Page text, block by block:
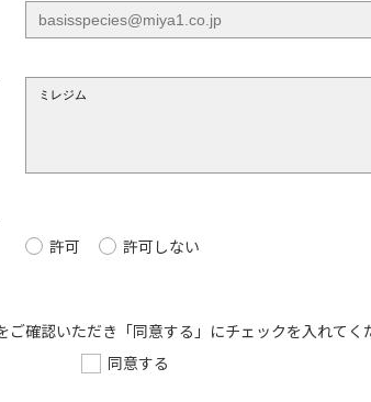
許可 許可しない
ご確認いただき「同意する」にチェックを入れてく
同意する